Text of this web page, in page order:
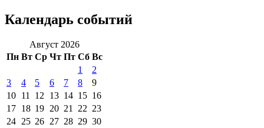
Календарь событий
Август 2026
Пн Вт Ср Чт Пт Сб Вс
1
2
3
4 5 6 7 8
9
10 11 12 13 14 15 16
17 18 19 20 21 22 23
24 25 26 27 28 29 30